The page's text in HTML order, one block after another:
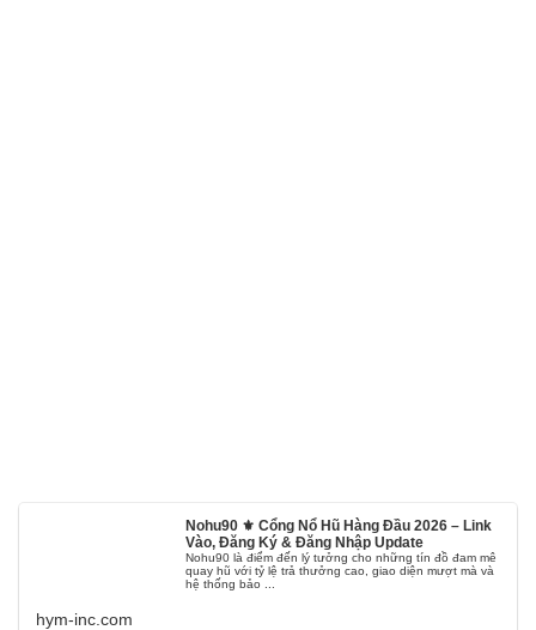
Nohu90 ⚜️ Cổng Nổ Hũ Hàng Đầu 2026 – Link
Vào, Đăng Ký & Đăng Nhập Update
Nohu90 là điểm đến lý tưởng cho những tín đồ đam mê
quay hũ với tỷ lệ trả thưởng cao, giao diện mượt mà và
hệ thống bảo ...
hym-inc.com